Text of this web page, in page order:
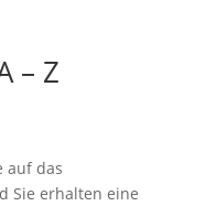
– Z
auf das
Sie erhalten eine